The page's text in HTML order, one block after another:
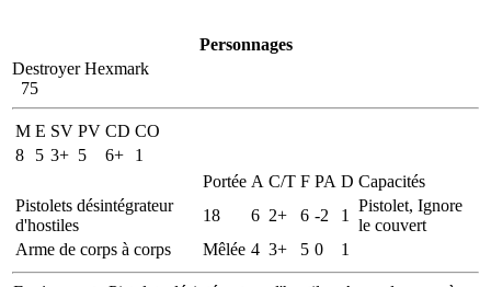
Personnages
Destroyer Hexmark
75
M E SV PV CD CO
8
5 3+ 5 6+
1
Portée A C/T F PA D Capacités
Pistolets désintégrateur
d'hostiles
18 6 2+ 6 -2 1
Pistolet, Ignore
le couvert
Arme de corps à corps
Mêlée 4 3+ 5 0 1